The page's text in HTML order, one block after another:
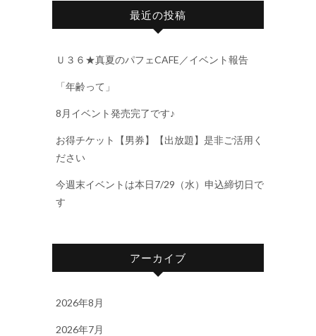
最近の投稿
Ｕ３６★真夏のパフェCAFE／イベント報告
「年齢って」
8月イベント発売完了です♪
お得チケット【男券】【出放題】是非ご活用く
ださい
今週末イベントは本日7/29（水）申込締切日で
す
アーカイブ
2026年8月
2026年7月